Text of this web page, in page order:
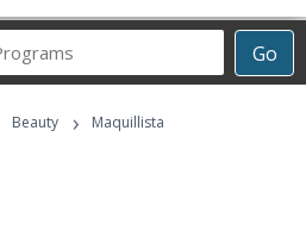
Go
Career
Programs
Beauty › Maquillista